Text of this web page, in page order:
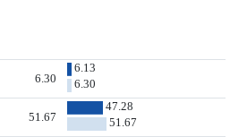
6.30
6.13
6.30
51.67
47.28
51.67